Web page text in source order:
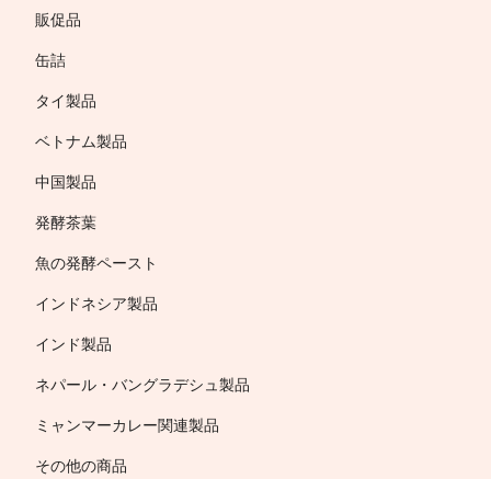
販促品
缶詰
タイ製品
ベトナム製品
中国製品
発酵茶葉
魚の発酵ペースト
インドネシア製品
インド製品
ネパール・バングラデシュ製品
ミャンマーカレー関連製品
その他の商品